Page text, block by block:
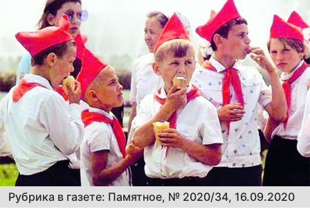
Рубрика в газете: Памятное, № 2020/34, 16.09.2020